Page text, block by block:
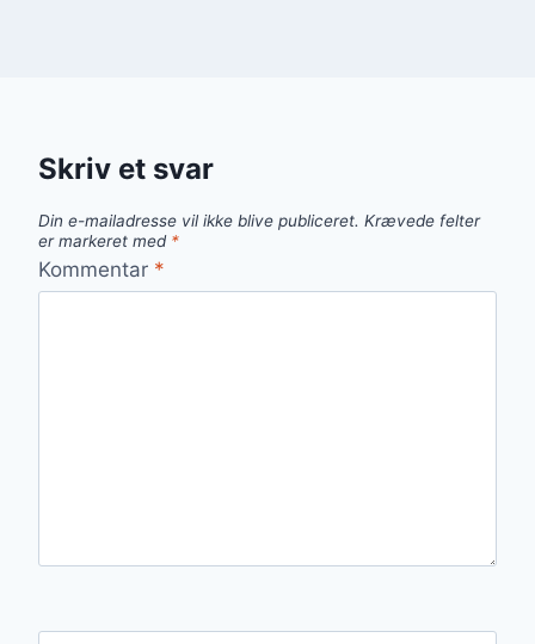
Skriv et svar
Din e-mailadresse vil ikke blive publiceret. Krævede felter
er markeret med *
Kommentar *